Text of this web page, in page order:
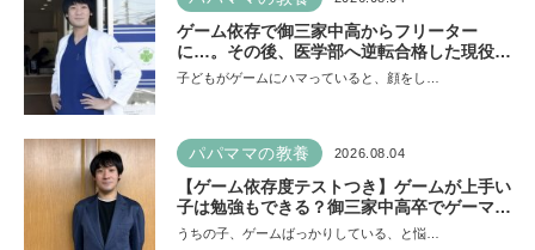
ゲーム依存で御三家中高からフリーター
に…。その後、医学部へ逆転合格した現役医
師が断言「ゲームの経験が受験勉強に役立っ
子どもがゲームにハマっていると、顔をし…
パパママの教養 2026.08.04
【ゲーム依存度テストつき】ゲームが上手い
子は勉強もできる？御三家中高卒でゲーマー
の医師・阿部智史さんが教えるゲームしなが
うちの子、ゲームばっかりしている、と悩…